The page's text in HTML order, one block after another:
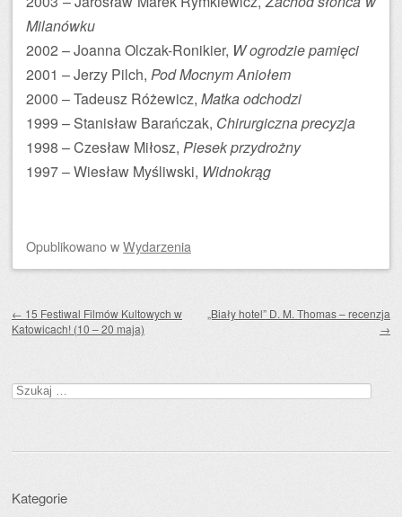
Milanówku
2002 – Joanna Olczak-Ronikier, W ogrodzie pamięci
2001 – Jerzy Pilch, Pod Mocnym Aniołem
2000 – Tadeusz Różewicz, Matka odchodzi
1999 – Stanisław Barańczak, Chirurgiczna precyzja
1998 – Czesław Miłosz, Piesek przydrożny
1997 – Wiesław Myśliwski, Widnokrąg
OpublikowanowWydarzenia
← 15 Festiwal Filmów Kultowych w
Katowicach! (10 – 20 maja)
„Biały hotel” D. M. Thomas – recenzja
→
Szukaj:
Kategorie